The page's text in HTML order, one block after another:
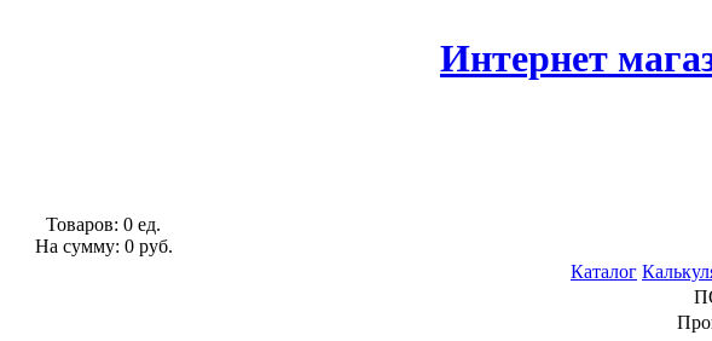
Интернет
Товаров: 0 ед.
На сумму: 0 руб.
Каталог